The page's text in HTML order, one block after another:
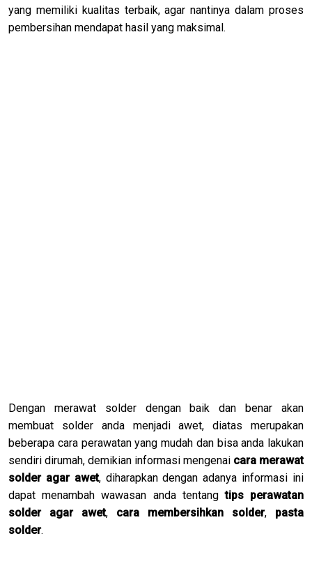
yang memiliki kualitas terbaik, agar nantinya dalam proses
pembersihan mendapat hasil yang maksimal.
Dengan merawat solder dengan baik dan benar akan
membuat solder anda menjadi awet, diatas merupakan
beberapa cara perawatan yang mudah dan bisa anda lakukan
sendiri dirumah, demikian informasi mengenai cara merawat
solder agar awet, diharapkan dengan adanya informasi ini
dapat menambah wawasan anda tentangtips perawatan
solder agar awet, cara membersihkan solder, pasta
solder.